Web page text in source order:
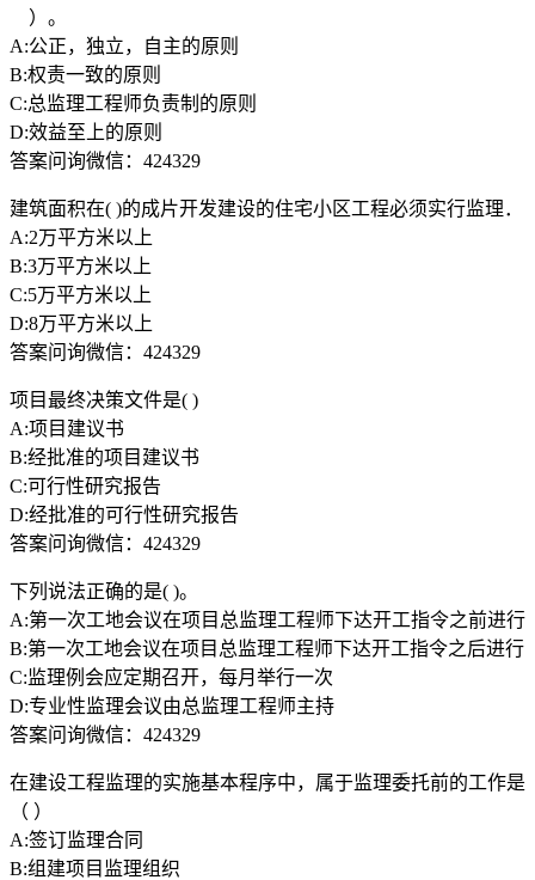
）。
A:公正，独立，自主的原则
B:权责一致的原则
C:总监理工程师负责制的原则
D:效益至上的原则
答案问询微信：424329
建筑面积在( )的成片开发建设的住宅小区工程必须实行监理．
A:2万平方米以上
B:3万平方米以上
C:5万平方米以上
D:8万平方米以上
答案问询微信：424329
项目最终决策文件是( )
A:项目建议书
B:经批准的项目建议书
C:可行性研究报告
D:经批准的可行性研究报告
答案问询微信：424329
下列说法正确的是( )。
A:第一次工地会议在项目总监理工程师下达开工指令之前进行
B:第一次工地会议在项目总监理工程师下达开工指令之后进行
C:监理例会应定期召开，每月举行一次
D:专业性监理会议由总监理工程师主持
答案问询微信：424329
在建设工程监理的实施基本程序中，属于监理委托前的工作是
（ ）
A:签订监理合同
B:组建项目监理组织